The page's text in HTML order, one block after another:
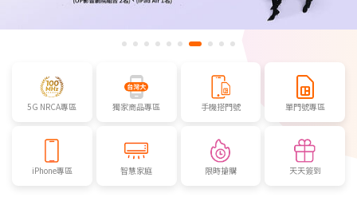
5G NRCA專區 獨家商品專區 手機搭門號 單門號專區
iPhone專區 智慧家庭 限時搶購 天天簽到